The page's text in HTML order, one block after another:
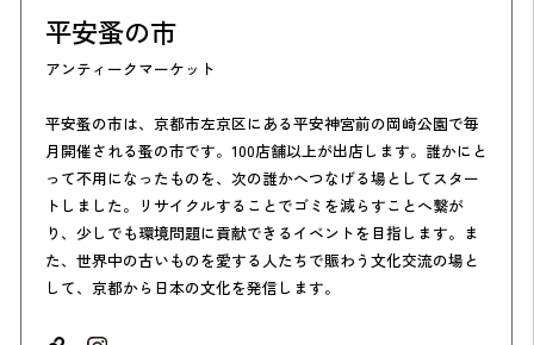
平安蚤の市
アンティークマーケット
平安蚤の市は、京都市左京区にある平安神宮前の岡崎公園で毎
月開催される蚤の市です。100店舗以上が出店します。誰かにと
って不用になったものを、次の誰かへつなげる場としてスター
トしました。リサイクルすることでゴミを減らすことへ繋が
り、少しでも環境問題に貢献できるイベントを目指します。ま
た、世界中の古いものを愛する人たちで賑わう文化交流の場と
して、京都から日本の文化を発信します。